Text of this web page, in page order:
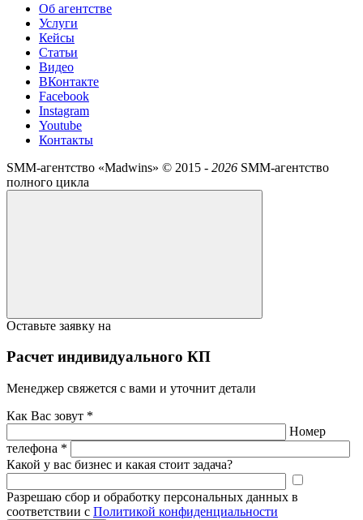
Об агентстве
Услуги
Кейсы
Статьи
Видео
ВКонтакте
Facebook
Instagram
Youtube
Контакты
SMM-агентство «Madwins» © 2015 - 2026 SMM-агентство
полного цикла
Оставьте заявку на
Расчет индивидуального КП
Менеджер свяжется с вами и уточнит детали
Как Вас зовут *
Номер
телефона *
Какой у вас бизнес и какая стоит задача?
Разрешаю сбор и обработку персональных данных в
соответствии с Политикой конфиденциальности